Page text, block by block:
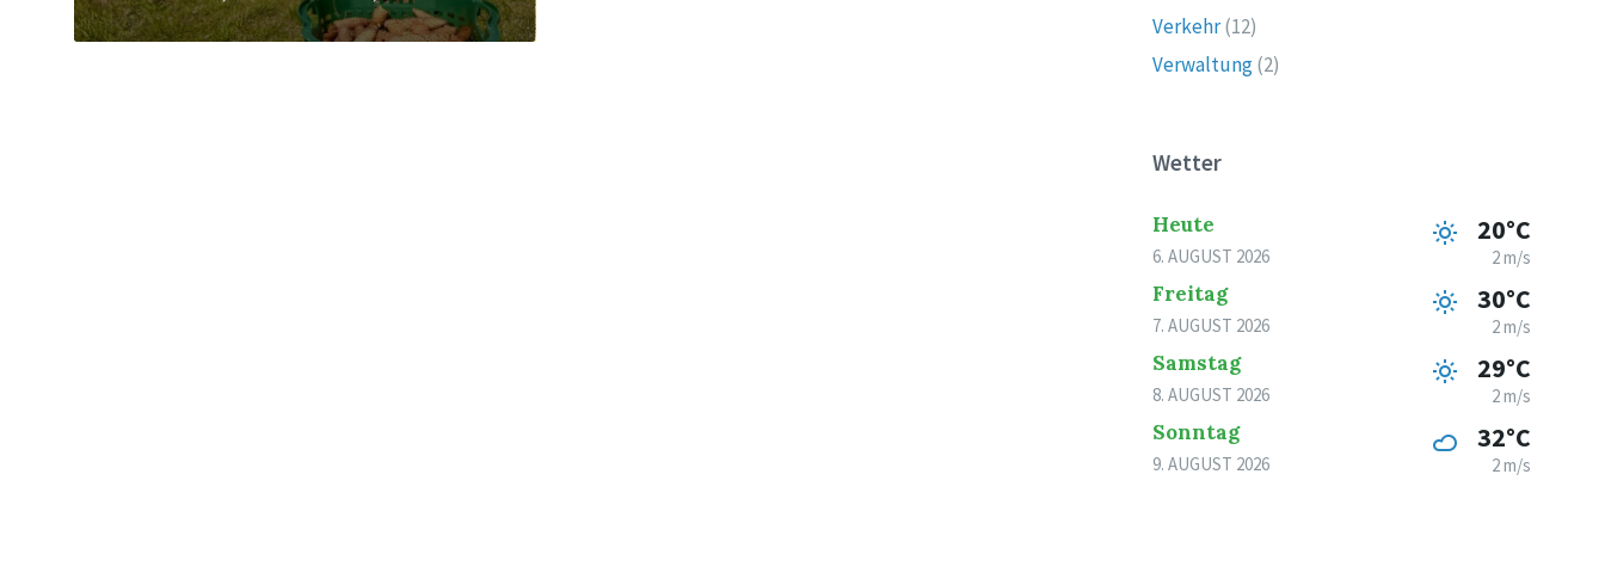
Verkehr(12)
Verwaltung(2)
Wetter
Heute
6. AUGUST 2026
20°C
2 m/s
Freitag
7. AUGUST 2026
30°C
2 m/s
Samstag
8. AUGUST 2026
29°C
2 m/s
Sonntag
9. AUGUST 2026
32°C
2 m/s